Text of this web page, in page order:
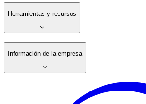
Herramientas y recursos
Información de la empresa